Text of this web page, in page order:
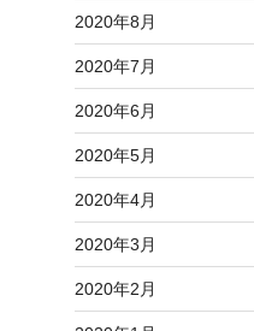
2020年8月
2020年7月
2020年6月
2020年5月
2020年4月
2020年3月
2020年2月